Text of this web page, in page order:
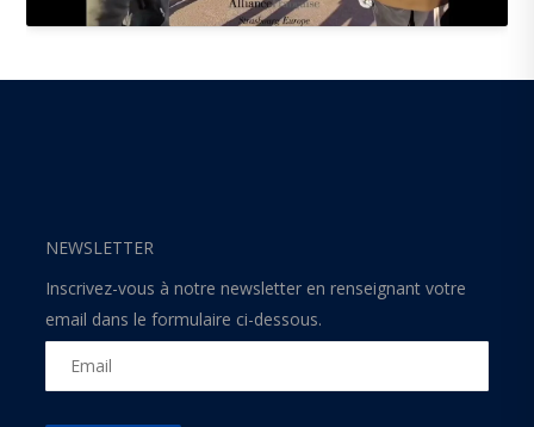
NEWSLETTER
Inscrivez-vous à notre newsletter en renseignant votre
email dans le formulaire ci-dessous.